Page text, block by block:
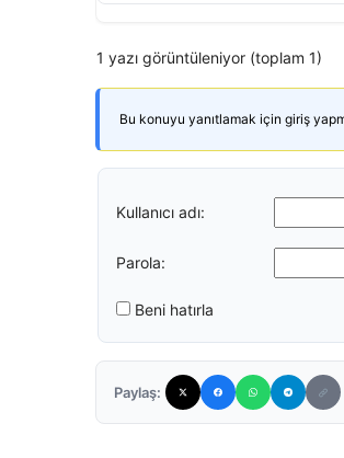
1 yazı görüntüleniyor (toplam 1)
Bu konuyu yanıtlamak için giriş
Kullanıcı adı:
Parola:
Beni hatırla
Paylaş: